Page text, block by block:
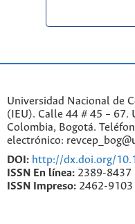
Universidad Nacional de
(IEU). Calle 44 # 45 – 67.
Colombia, Bogotá.
electrónico:
DOI: http://dx.doi.org/
ISSN En línea: 2389-8437
ISSN Impreso: 2462-9103